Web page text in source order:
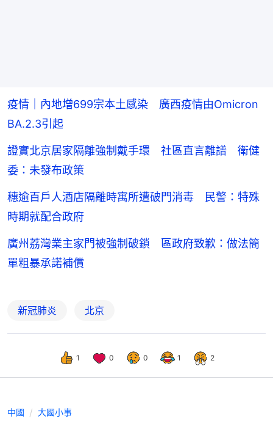
疫情｜內地增699宗本土感染 廣西疫情由Omicron
BA.2.3引起
證實北京居家隔離強制戴手環 社區直言離譜 衛健
委：未發布政策
穗逾百戶人酒店隔離時寓所遭破門消毒 民警：特殊
時期就配合政府
廣州荔灣業主家門被強制破鎖 區政府致歉：做法簡
單粗暴承諾補償
新冠肺炎 北京
1 0 0 1 2
中國 大國小事